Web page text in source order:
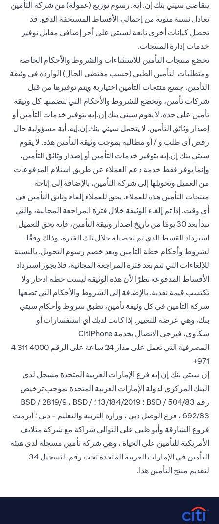
يتقاضى سيتي بنك إن. إيه. رسوم توزيع (عمولة) من شركة التأمين
تعادل نسبة مئوية من إجمالي الأقساط المستحقة الدفع. قد
تحصل كيانات أخرى تابعة لسيتي على أجر إضافي مقابل توفير
خدمات إدارة المنتجات.
تخضع منتجات التأمين للاستثناءات والشروط والأحكام الخاصة
ومتطلبات التأمين الطبي (حسب مقتضى الحال) الواردة في وثيقة
التأمين. جميع منتجات التأمين اختيارية ويتم توفيرها من قبل
شركات تأمين، وتخضع للشروط والأحكام التي تتضمنها كل وثيقة
تأمين على حدة. لا يقوم سيتي بنك إن.إيه بتوفير خدمات التأمين أو
إصدار وثائق التأمين. لا يتحمل سيتي بنك إن.إيه. أية مسؤولية حال
رفض أي طلب و / أو مطالبة بموجب وثيقة التأمين هذه. لا يقوم
سيتي بنك إن.إيه بتوفير خدمات التأمين أو إصدار وثائق التأمين،
وإنما يوفر فقط خدمة دعم العملاء عن طريق استلام المدفوعات
من العميل وتحويلها إلى شركة التأمين، بالإضافة إلى إتاحة
منتجات التأمين هذه للعملاء. يحق للعملاء إلغاء وثائق التأمين في
أي وقت. إذا تم إلغاء الوثيقة خلال فترة المراجعة المجانية، والتي
تبدأ بعد 30 يومًا من تاريخ إصدار وثيقة التأمين، فإنه يحق للعميل
استرداد القسط الذي تم تحصيله خلال تلك الفترة، وذلك وفقًا
لشروط وأحكام خطة التأمين وبعد خصم رسوم التحويل. بالنسبة
للإلغاءات التي تتم بعد فترة المراجعة المجانية، فلا يجوز استرداد
الأقساط المدفوعة نظرًا لأن هذه الوثيقة ليست خطة ادخار ولا
تكتسب قيمة نقدية. بالإضافة إلى الشروط والأحكام التي تضعها
شركة التأمين في كل وثيقة تأمين، تطبق شروط وأحكام سيتي
بنك، وهي عرضة للتغيير. إذا كانت لديك أي استفسارات أو
شكاوى، فيرجى الاتصال بخدمة CitiPhone
المصرفية التي تعمل على مدار 24 ساعة على
الرقم 4000 311 4
971+
إن سيتي بنك إن إيه فرع الإمارات العربية المتحدة مسجل لدى
البنك المركزي لدولة الإمارات العربية المتحدة بموجب ترخيص
رقم BSD / 504/83 ؛ 13/184/2019 ؛ BSD / 2819/9 ، BSD /
692/83 ، فرع الوصل دبي ، وزارة التربية والتعليم - دبي ؛ أبرمت
فروع الشارقة وأبو ظبي على التوالي شراكة مع شركة متلايف
الأمريكية للتأمين على الحياة ، وهي شركة تأمين مسجلة لدى هيئة
التأمين في الإمارات العربية المتحدة تحت رقم التسجيل 34
لتقديم منتج التأمين هذا.